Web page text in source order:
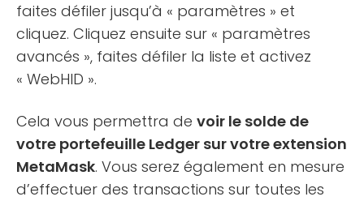
faites défiler jusqu’à « paramètres » et
cliquez. Cliquez ensuite sur « paramètres
avancés », faites défiler la liste et activez
« WebHID ».
Cela vous permettra de voir le solde de
votre portefeuille Ledger sur votre extension
MetaMask. Vous serez également en mesure
d’effectuer des transactions sur toutes les